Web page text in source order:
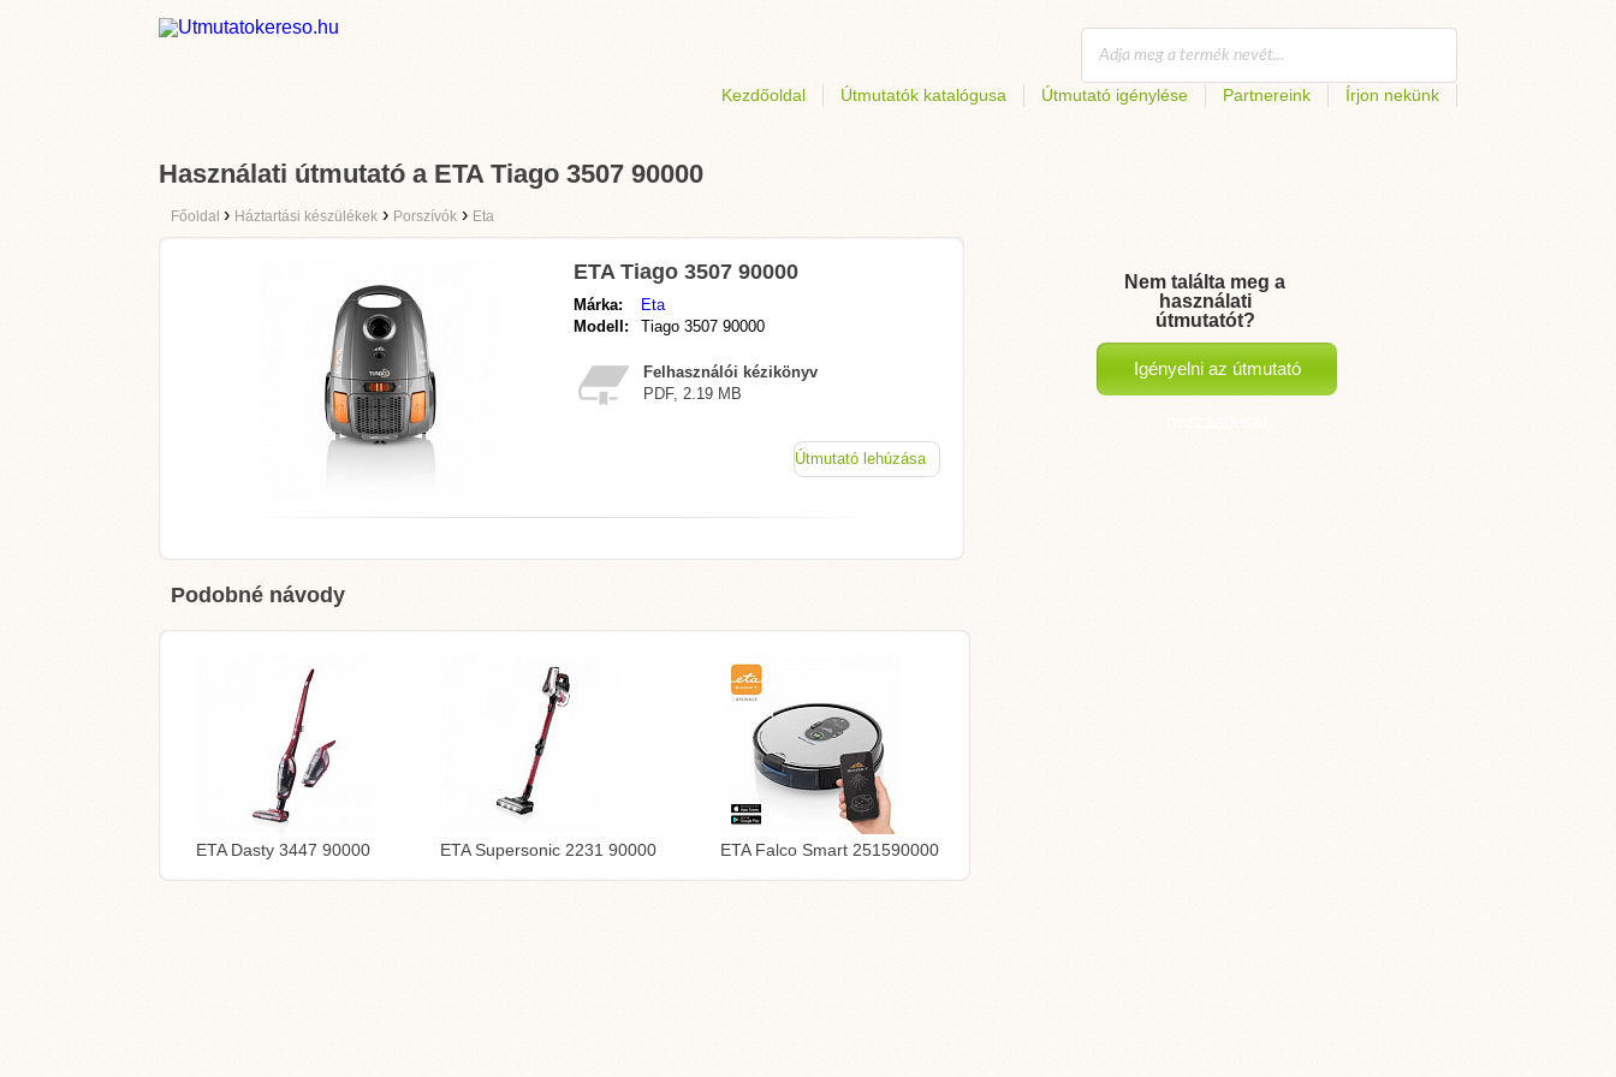
Kezdőoldal Útmutatók katalógusa Útmutató igénylése Partnereink Írjon nekünk
Használati útmutató a ETA Tiago 3507 90000
Főoldal › Háztartási készülékek › Porszívók › Eta
ETA Tiago 3507 90000
Márka:
Eta
Modell:
Tiago 3507 90000
Felhasználói kézikönyv
PDF, 2.19 MB
Útmutató lehúzása
Podobné návody
ETA Dasty 3447 90000 ETA Supersonic 2231 90000 ETA Falco Smart 251590000
Nem találta meg a
használati
útmutatót?
Igényelni az útmutató